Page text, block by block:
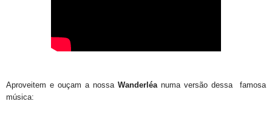
Aproveitem e ouçam a nossa Wanderléa numa versão dessa famosa
música: